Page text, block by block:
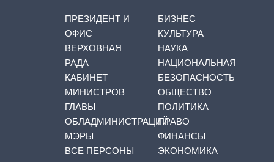
ПРЕЗИДЕНТ И
ОФИС
ВЕРХОВНАЯ
РАДА
КАБИНЕТ
МИНИСТРОВ
ГЛАВЫ
ОБЛАДМИНИСТРАЦИЙ
МЭРЫ
ВСЕ ПЕРСОНЫ
БИЗНЕС
КУЛЬТУРА
НАУКА
НАЦИОНАЛЬНАЯ
БЕЗОПАСНОСТЬ
ОБЩЕСТВО
ПОЛИТИКА
ПРАВО
ФИНАНСЫ
ЭКОНОМИКА